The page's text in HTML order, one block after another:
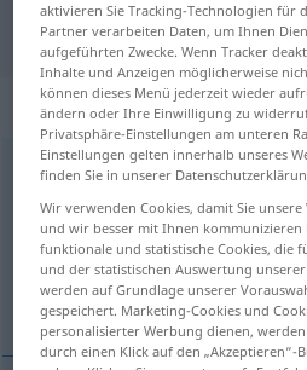
"insistieren"
„insistieren“:
insistieren [ɪnzɪsˈtiːrən]v/i <kein
Übersicht aller
(Für mehr Details die Übersetzung
insist, persist
aktivieren Sie Tracking-Technologien für
Partner verarbeiten Daten, um Ihnen
aufgeführten Zwecke. Wenn Tracker
Inhalte und Anzeigen möglicherweise
können dieses Menü jederzeit wieder
ändern oder Ihre Einwilligung zu
Privatsphäre-Einstellungen am unteren
Einstellungen gelten innerhalb unseres
finden Sie in unserer
Wir verwenden Cookies, damit Sie
und wir besser mit Ihnen kommunizieren
funktionale und statistische Cookies, die
und der statistischen Auswertung
werden auf Grundlage unserer
gespeichert. Marketing-Cookies und
personalisierter Werbung dienen,
durch einen Klick auf den